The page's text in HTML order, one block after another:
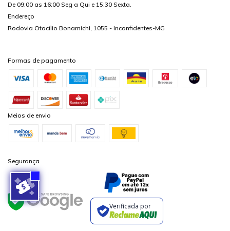
De 09:00 as 16:00 Seg a Qui e 15:30 Sexta.
Endereço
Rodovia Otacílio Bonamichi, 1055 - Inconfidentes-MG
Formas de pagamento
Meios de envio
Segurança
Verificada por